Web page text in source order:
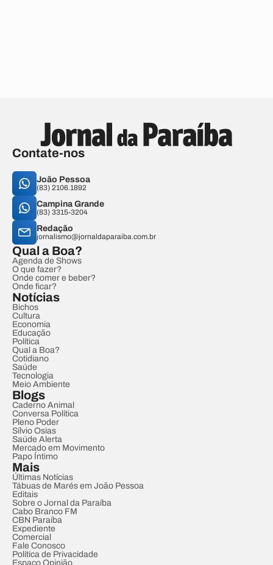
Contate-nos
João Pessoa
(83) 2106.1892
Campina Grande
(83) 3315-3204
Redação
jornalismo@jornaldaparaiba.com.br
Qual a Boa?
Agenda de Shows
O que fazer?
Onde comer e beber?
Onde ficar?
Notícias
Bichos
Cultura
Economia
Educação
Política
Qual a Boa?
Cotidiano
Saúde
Tecnologia
Meio Ambiente
Blogs
Caderno Animal
Conversa Política
Pleno Poder
Sílvio Osias
Saúde Alerta
Mercado em Movimento
Papo Íntimo
Mais
Últimas Notícias
Tábuas de Marés em João Pessoa
Editais
Sobre o Jornal da Paraíba
Cabo Branco FM
CBN Paraíba
Expediente
Comercial
Fale Conosco
Política de Privacidade
Espaço Opinião